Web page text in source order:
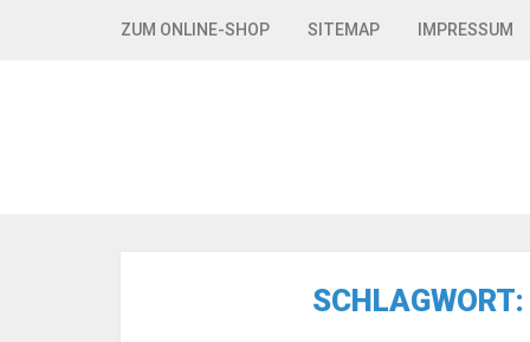
ZUM ONLINE-SHOP SITEMAP IMPRESSUM
SCHLAGWORT: